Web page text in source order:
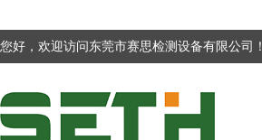
您好，欢迎访问东莞市赛思检测设备有限公司！